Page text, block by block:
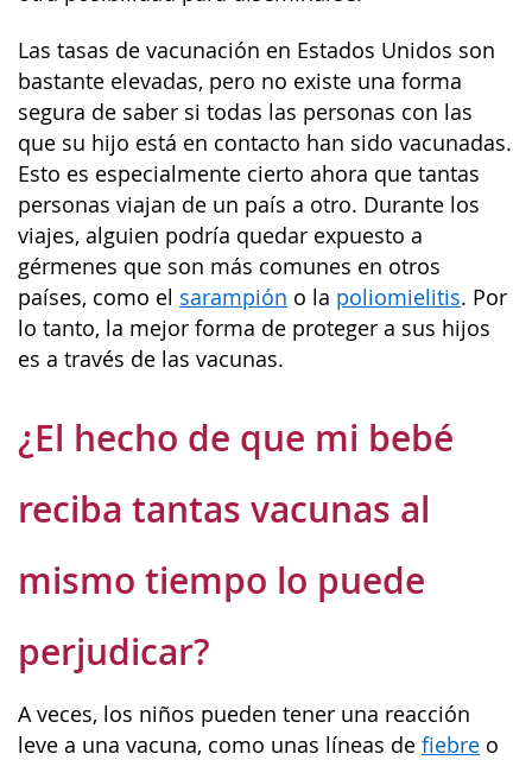
Las tasas de vacunación en Estados Unidos son
bastante elevadas, pero no existe una forma
segura de saber si todas las personas con las
que su hijo está en contacto han sido vacunadas.
Esto es especialmente cierto ahora que tantas
personas viajan de un país a otro. Durante los
viajes, alguien podría quedar expuesto a
gérmenes que son más comunes en otros
países, como el sarampión o la poliomielitis. Por
lo tanto, la mejor forma de proteger a sus hijos
es a través de las vacunas.
¿El hecho de que mi bebé
reciba tantas vacunas al
mismo tiempo lo puede
perjudicar?
A veces, los niños pueden tener una reacción
leve a una vacuna, como unas líneas de fiebre o